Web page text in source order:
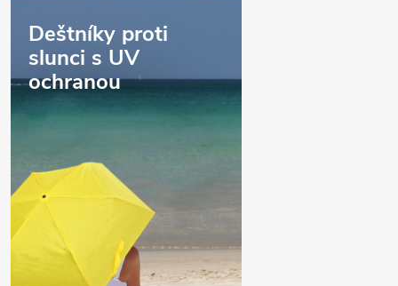
Deštníky proti
slunci s UV
ochranou